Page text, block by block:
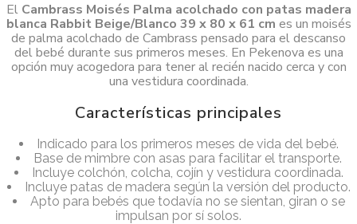
El Cambrass Moisés Palma acolchado con patas madera
blanca Rabbit Beige/Blanco 39 x 80 x 61 cm es un moisés
de palma acolchado de Cambrass pensado para el descanso
del bebé durante sus primeros meses. En Pekenova es una
opción muy acogedora para tener al recién nacido cerca y con
una vestidura coordinada.
Características principales
Indicado para los primeros meses de vida del bebé.
Base de mimbre con asas para facilitar el transporte.
Incluye colchón, colcha, cojín y vestidura coordinada.
Incluye patas de madera según la versión del producto.
Apto para bebés que todavía no se sientan, giran o se
impulsan por sí solos.